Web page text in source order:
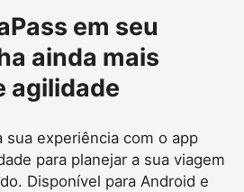
em seu
ainda mais
agilidade
sua experiência com o app
para planejar a sua viagem
Disponível para Android e